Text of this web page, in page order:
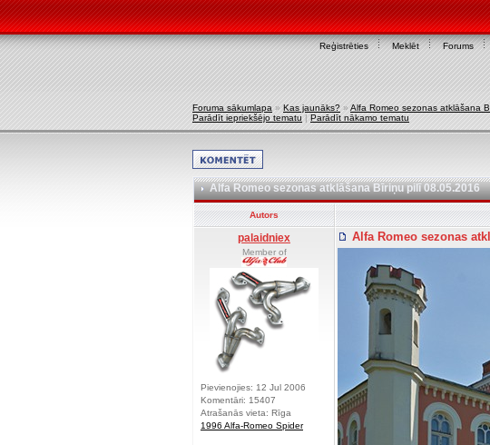
Reģistrēties Meklēt Forums
Foruma sākumlapa » Kas jaunāks? » Alfa Romeo sezonas atklāšana
Parādīt iepriekšējo tematu | Parādīt nākamo tematu
Alfa Romeo sezonas atklāšana Bīriņu pilī 08.05.2016
Autors
palaidniex
Member of
Pievienojies: 12 Jul 2006
Komentāri: 15407
Atrašanās vieta: Rīga
1996 Alfa-Romeo Spider
Alfa Romeo sezonas